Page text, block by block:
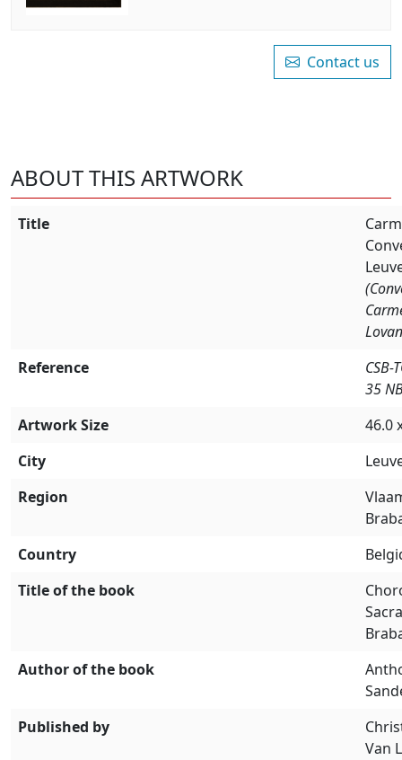
Contact us
ABOUT THIS ARTWORK
Title
Reference
CSB-
35
Artwork Size
46.0
City
Region
Country
Title of the book
Sacra
Author of the book
Published by
Van